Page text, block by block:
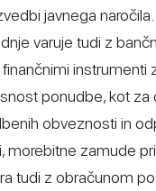
javnega
varuje tudi z
instrumenti
ponudbe, kot za
obveznosti in
morebitne zamude
tudi z obračunom